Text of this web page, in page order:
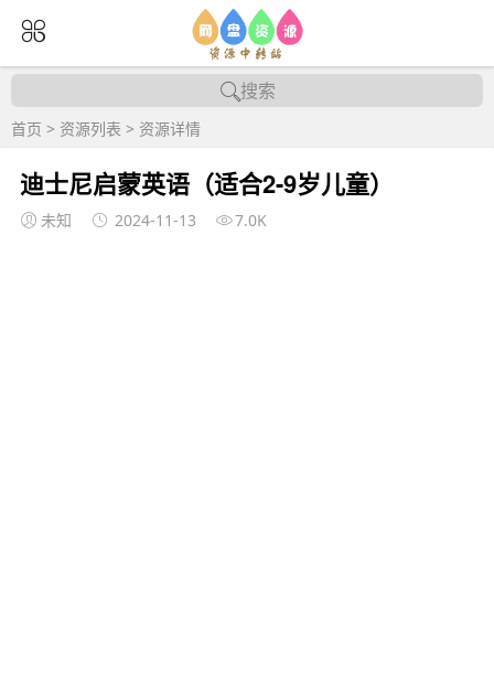
搜索
首页 > 资源列表 > 资源详情
迪士尼启蒙英语（适合2-9岁儿童）
未知 2024-11-13 7.0K